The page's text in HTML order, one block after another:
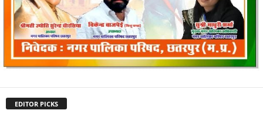
EDITOR PICKS